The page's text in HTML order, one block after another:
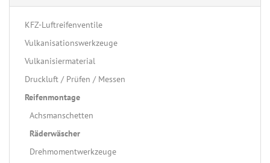
KFZ-Luftreifenventile
Vulkanisationswerkzeuge
Vulkanisiermaterial
Druckluft / Prüfen / Messen
Reifenmontage
Achsmanschetten
Räderwäscher
Drehmomentwerkzeuge